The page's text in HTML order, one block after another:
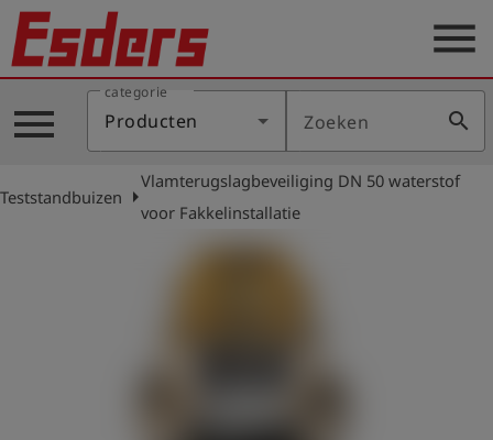
Sectoren
Blog
Producten
menu
menu
categorie
Producten Zoeken search
Teststandbuizen arrow_right
Vlamterugslagbeveiliging DN 50 waterstof
voor Fakkelinstallatie